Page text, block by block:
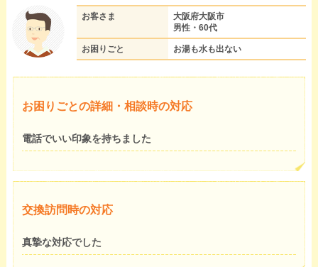
お客さま
大阪府大阪市
男性・60代
お困りごと お湯も水も出ない
お困りごとの詳細・相談時の対応
電話でいい印象を持ちました
交換訪問時の対応
真摯な対応でした